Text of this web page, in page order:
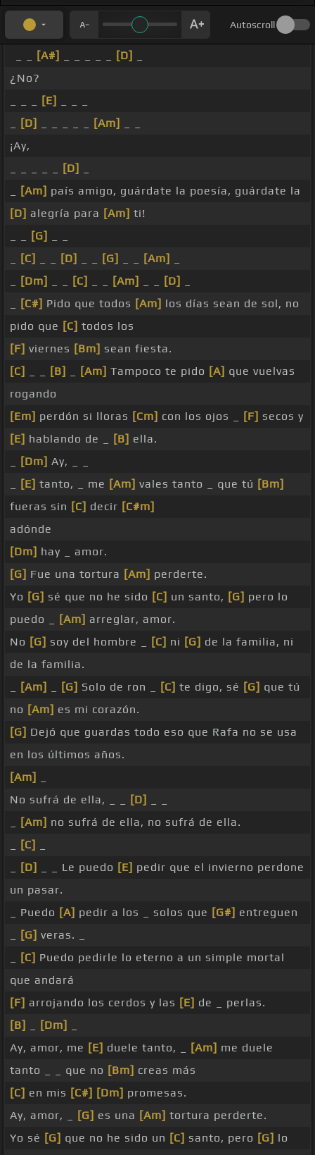
Autoscroll
[A#] [D]
¿No?
[E]
[D] [Am]
¡Ay,
[D]
[Am] país amigo, guárdate la poesía, guárdate la
[D] alegría para [Am] ti!
[G]
[C] [D] [G] [Am]
[Dm] [C] [Am] [D]
[C#] Pido que todos [Am] los días sean de sol, no
pido que [C] todos los
[F] viernes [Bm] sean fiesta.
[C]
[B] [Am] Tampoco te pido [A] que vuelvas
rogando
[Em] perdón si lloras [Cm] con los ojos _ [F] secos y
[E] hablando de _ [B] ella.
[Dm] Ay, _ _
[E] tanto, _ me [Am] vales tanto _ que tú [Bm]
fueras sin [C] decir [C#m]
adónde
[Dm] hay _ amor.
[G] Fue una tortura [Am] perderte.
Yo [G] sé que no he sido [C] un santo, [G] pero lo
puedo _
[Am] arreglar, amor.
No [G] soy del hombre _ [C] ni [G] de la familia, ni
de la familia.
[Am] [G] Solo de ron _ [C] te digo, sé [G] que tú
no [Am] es mi corazón.
[G] Dejó que guardas todo eso que Rafa no se usa
en los últimos años.
[Am]
No sufrá de ella, _ _
[D]
[Am] no sufrá de ella, no sufrá de ella.
[C]
[D] _ _ Le puedo [E] pedir que el invierno perdone
un pasar.
_ Puedo [A] pedir a los _ solos que [G#] entreguen
[G] veras. _
[C] Puedo pedirle lo eterno a un simple mortal
que andará
[F] arrojando los cerdos y las [E] de _ perlas.
[B]
[Dm]
Ay, amor, me [E] duele tanto, _ [Am] me duele
tanto _ _ que no [Bm] creas más
[C] en mis [C#] [Dm] promesas.
Ay, amor, _
[G] es una [Am] tortura perderte.
Yo sé [G] que no he sido un [C] santo, pero [G] lo